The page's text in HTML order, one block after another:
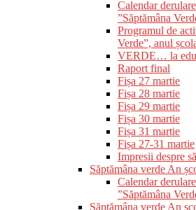
Calendar
”Săptămâna
Programul de
Verde”, anul
VERDE… la
Raport final
Fișa 27 martie
Fișa 28 martie
Fișa 29 martie
Fișa 30 martie
Fișa 31 martie
Fișa 27-31 martie
Impresii despre
Săptămâna verde An
Calendar
”Săptămâna
Săptămâna verde An